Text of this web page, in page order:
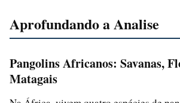
Aprofundando a Analise
Pangolins Africanos: Savanas,
Matagais